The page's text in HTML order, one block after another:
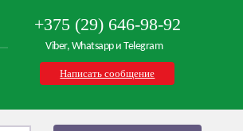
+375 (29) 646-98-92
Viber, Whatsapp и Telegram
Написать сообщение